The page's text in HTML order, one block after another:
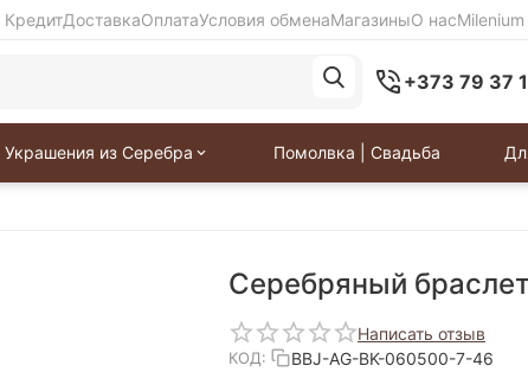
КредитДоставкаОплатаУсловия обменаМагазиныО нас
+373 79 37
Украшения из Серебра Помолвка | Свадьба
Серебряный
Написать отзыв
КОД: BBJ-AG-BK-060500-7-46